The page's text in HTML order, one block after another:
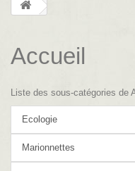
Accueil
Liste des sous-catégories de
Ecologie
Marionnettes